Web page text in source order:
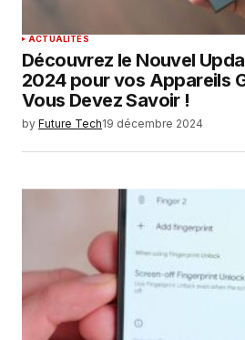
ACTUALITÉS
Découvrez le Nouvel
2024 pour vos Appareils
Vous Devez Savoir !
by Future Tech19 décembre 2024